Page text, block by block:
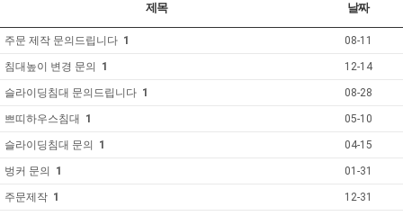
제목 날짜
주문 제작 문의드립니다 1 08-11
침대높이 변경 문의 1 12-14
슬라이딩침대 문의드립니다 1 08-28
쁘띠하우스침대 1 05-10
슬라이딩침대 문의 1 04-15
벙커 문의 1 01-31
주문제작 1 12-31